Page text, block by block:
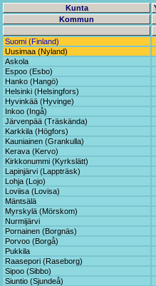
Kunta
Kommun
Suomi (Finland)
Uusimaa (Nyland)
Askola
Espoo (Esbo)
Hanko (Hangö)
Helsinki (Helsingfors)
Hyvinkää (Hyvinge)
Inkoo (Ingå)
Järvenpää (Träskända)
Karkkila (Högfors)
Kauniainen (Grankulla)
Kerava (Kervo)
Kirkkonummi (Kyrkslätt)
Lapinjärvi (Lappträsk)
Lohja (Lojo)
Loviisa (Lovisa)
Mäntsälä
Myrskylä (Mörskom)
Nurmijärvi
Pornainen (Borgnäs)
Porvoo (Borgå)
Pukkila
Raasepori (Raseborg)
Sipoo (Sibbo)
Siuntio (Sjundeå)